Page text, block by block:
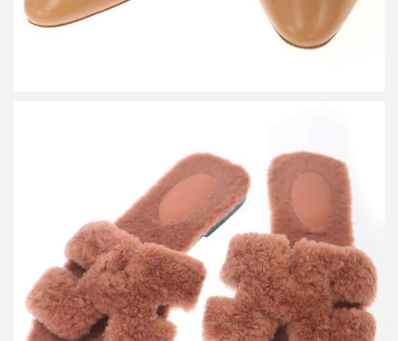
エルメス オランムートンファーサンダル
買取金額12,000円
詳しく見る